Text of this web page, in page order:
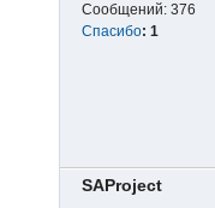
Сообщений: 376
Спасибо: 1
SAProject